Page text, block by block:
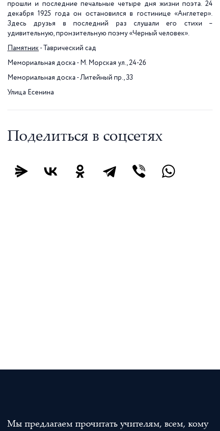
прошли и последние печальные четыре дня жизни поэта. 24
декабря 1925 года он остановился в гостинице «Англетер».
Здесь друзья в последний раз слушали его стихи –
удивительную, пронзительную поэму «Черный человек».
Памятник - Таврический сад
Мемориальная доска - М. Морская ул., 24-26
Мемориальная доска - Литейный пр., 33
Улица Есенина
Поделиться в соцсетях
Мы предлагаем прочитать учителям, всем, кому